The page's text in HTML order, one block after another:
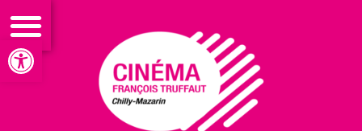
Ouvrir la barre d’outils